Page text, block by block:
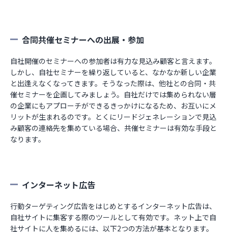
合同共催セミナーへの出展・参加
自社開催のセミナーへの参加者は有力な見込み顧客と言えます。
しかし、自社セミナーを繰り返していると、なかなか新しい企業
と出逢えなくなってきます。そうなった際は、他社との合同・共
催セミナーを企画してみましょう。自社だけでは集められない層
の企業にもアプローチができるきっかけになるため、お互いにメ
リットが生まれるのです。とくにリードジェネレーションで見込
み顧客の連絡先を集めている場合、共催セミナーは有効な手段と
なります。
インターネット広告
行動ターゲティング広告をはじめとするインターネット広告は、
自社サイトに集客する際のツールとして有効です。ネット上で自
社サイトに人を集めるには、以下2つの方法が基本となります。